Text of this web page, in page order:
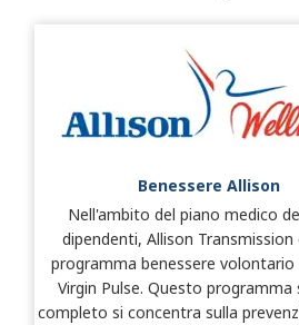
Benessere Allison
Nell'ambito del piano medico
dipendenti, Allison
programma benessere
Virgin Pulse. Questo programma
completo si concentra sulla